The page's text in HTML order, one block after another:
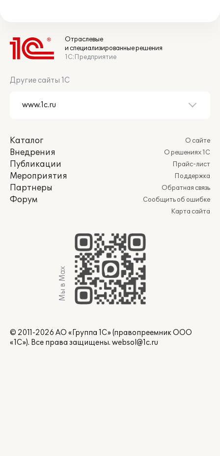
Отраслевые
и специализированные решения
1С:Предприятие
Другие сайты 1С
Каталог
Внедрения
Публикации
Мероприятия
Партнеры
Форум
О сайте
О решениях 1С
Прайс-лист
Поддержка
Обратная связь
Сообщить об ошибке
Карта сайта
Мы в Max
© 2011-2026 АО «Группа 1С» (правопреемник ООО
«1С»). Все права защищены. websol@1c.ru